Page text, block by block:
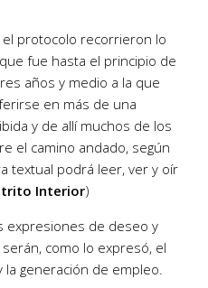
protocolo recorrieron lo
fue hasta el principio de
años y medio a la que
en más de una
y de allí muchos de los
el camino andado, según
textual podrá leer, ver y oír
Interior)
expresiones de deseo y
como lo expresó, el
generación de empleo.